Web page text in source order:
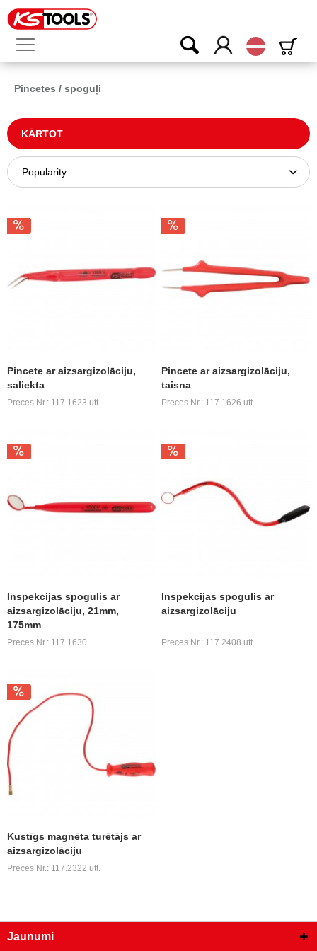
Latvijas
Pincetes / spoguļi
KĀRTOT
Pincete ar aizsargizolāciju,
saliekta
Preces Nr.: 117.1623 utt.
Pincete ar aizsargizolāciju,
taisna
Preces Nr.: 117.1626 utt.
Inspekcijas spogulis ar
aizsargizolāciju, 21mm,
175mm
Preces Nr.: 117.1630
Inspekcijas spogulis ar
aizsargizolāciju
Preces Nr.: 117.2408 utt.
Kustīgs magnēta turētājs ar
aizsargizolāciju
Preces Nr.: 117.2322 utt.
Jaunumi